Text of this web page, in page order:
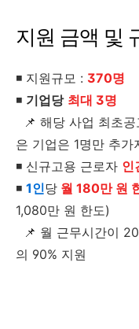
지원 금액 및
◾ 지원규모 : 370명
◾ 기업당 최대 3명
📌 해당 사업 최초
은 기업은 1명만 추가
◾ 신규고용 근로자 인
◾ 1인당 월 180만 원
1,080만 원 한도)
📌 월 근무시간이
의 90% 지원